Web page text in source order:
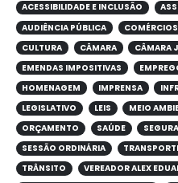
ACESSIBILIDADE E INCLUSÃO
AUDIÊNCIA PÚBLICA
CULTURA
CÂMARA CÂMARA
EMENDAS IMPOSITIVAS
HOMENAGEM
IMPRENSA
LEGISLATIVO
LEIS MEIO
ORÇAMENTO
SAÚDE
SESSÃO ORDINÁRIA
TRÂNSITO
VEREADOR ALEX